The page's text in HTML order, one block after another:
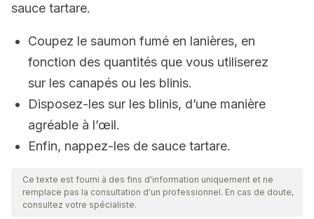
sauce tartare.
Coupez le saumon fumé en lanières, en
fonction des quantités que vous utiliserez
sur les canapés ou les blinis.
Disposez-les sur les blinis, d’une manière
agréable à l’œil.
Enfin, nappez-les de sauce tartare.
Ce texte est fourni à des fins d'information uniquement et ne
remplace pas la consultation d'un professionnel. En cas de doute,
consultez votre spécialiste.